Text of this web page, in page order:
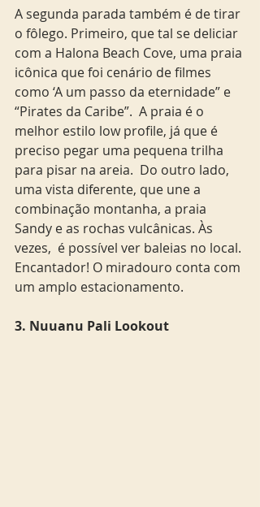
A segunda parada também é de tirar
o fôlego. Primeiro, que tal se deliciar
com a Halona Beach Cove, uma praia
icônica que foi cenário de filmes
como ‘A um passo da eternidade” e
“Pirates da Caribe”.  A praia é o
melhor estilo low profile, já que é
preciso pegar uma pequena trilha
para pisar na areia.  Do outro lado,
uma vista diferente, que une a
combinação montanha, a praia
Sandy e as rochas vulcânicas. Às
vezes,  é possível ver baleias no local.
Encantador! O miradouro conta com
um amplo estacionamento.
3. Nuuanu Pali Lookout